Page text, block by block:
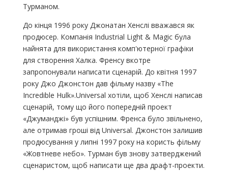
Турманом.
До кінця 1996 року Джонатан Хенслі вважався як
продюсер. Компанія Industrial Light & Magic була
найнята для використання комп'ютерної графіки
для створення Халка. Френсу вкотре
запропонували написати сценарій. До квітня 1997
року Джо Джонстон дав фільму назву «The
Incredible Hulk».Universal хотіли, щоб Хенслі написав
сценарій, тому що його попередній проект
«Джуманджі» був успішним. Френса було звільнено,
але отримав гроші від Universal. Джонстон залишив
продюсування у липні 1997 року на користь фільму
«Жовтневе небо». Турман був знову затверджений
сценаристом, щоб написати ще два драфт-проекти.